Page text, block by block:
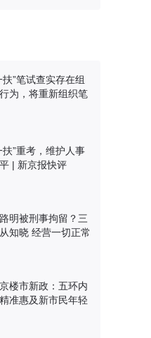
”笔试查实存在组
为，将重新组织笔
扶”重考，维护人事
| 新京报快评
明被刑事拘留？三
知晓 经营一切正常
楼市新政：五环内
准惠及新市民年轻